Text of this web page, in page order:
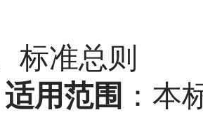
标准总则
适用范围 ：本